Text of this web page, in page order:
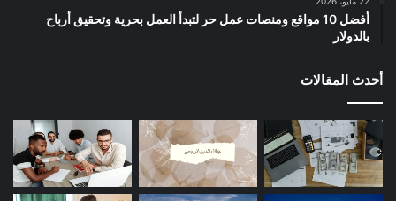
أفضل 10 مواقع ومنصات عمل حر لتبدأ العمل بحرية وتحقيق أرباح
بالدولار
أحدث المقالات